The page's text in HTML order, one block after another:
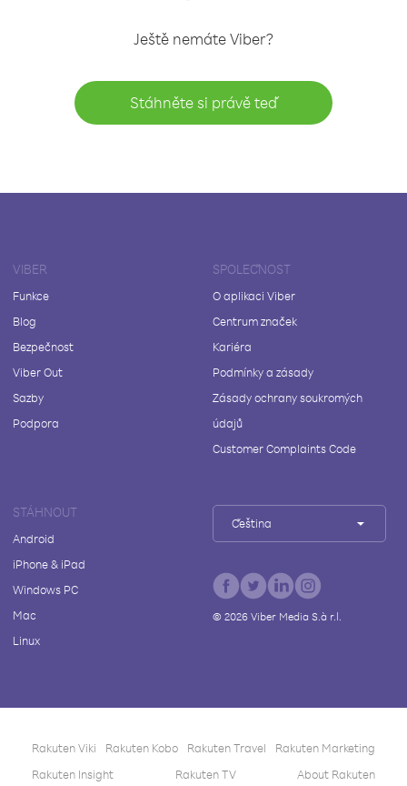
Ještě nemáte Viber?
Stáhněte si právě teď
VIBER
Funkce
Blog
Bezpečnost
Viber Out
Sazby
Podpora
SPOLEČNOST
O aplikaci Viber
Centrum značek
Kariéra
Podmínky a zásady
Zásady ochrany soukromých
údajů
Customer Complaints Code
STÁHNOUT
Android
iPhone & iPad
Windows PC
Mac
Linux
Čeština
© 2026Viber Media S.à r.l.
Rakuten Viki Rakuten Kobo Rakuten Travel
Rakuten Marketing
Rakuten Insight
Rakuten TV About Rakuten